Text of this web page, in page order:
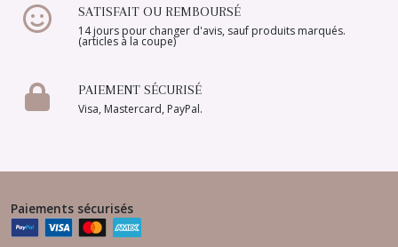
SATISFAIT OU REMBOURSÉ
14 jours pour changer d'avis, sauf produits marqués.
(articles à la coupe)
PAIEMENT SÉCURISÉ
Visa, Mastercard, PayPal.
Paiements sécurisés